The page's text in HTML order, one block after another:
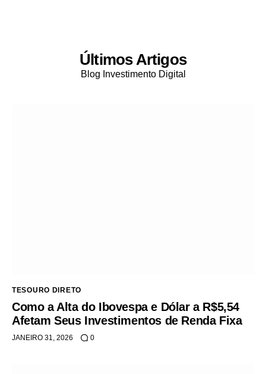
Últimos Artigos
Blog Investimento Digital
TESOURO DIRETO
Como a Alta do Ibovespa e Dólar a R$5,54
Afetam Seus Investimentos de Renda Fixa
JANEIRO 31, 2026 0